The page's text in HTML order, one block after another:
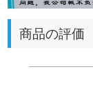
商品の評価